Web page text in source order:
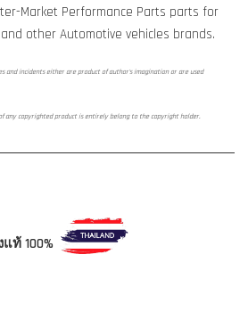
Market Performance Parts parts for
other Automotive vehicles brands.
and incidents either are product of author's imagination or are used
any copyrighted product is entirely belong to the copyright holder.
ท้ 100%